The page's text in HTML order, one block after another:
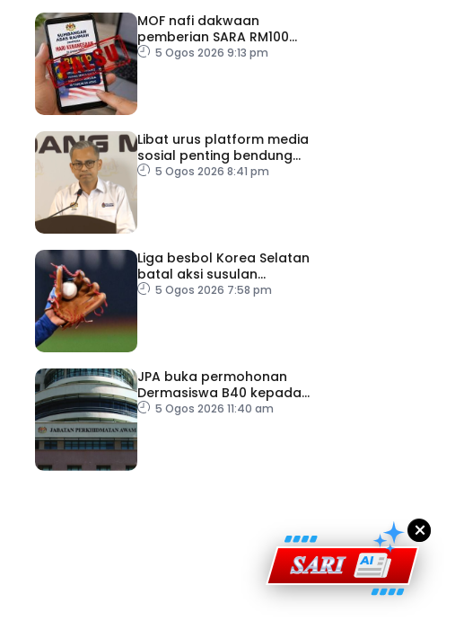
Berhad Perkasa SCORE Marathon 2026 Melalui Kerjasama
Pempengaruh Larian Antarabangsa
MOF nafi dakwaan
pemberian SARA RM100
sempena Hari Kebangsaan
5 Ogos 2026 9:13 pm
Libat urus platform media
sosial penting bendung
perbuatan ‘copycat’
5 Ogos 2026 8:41 pm
Liga besbol Korea Selatan
batal aksi susulan
gelombang haba
5 Ogos 2026 7:58 pm
JPA buka permohonan
Dermasiswa B40 kepada
lepasan SPM
5 Ogos 2026 11:40 am
×